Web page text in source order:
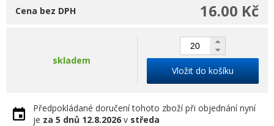
16.00 Kč
Cena bez DPH
skladem
Vložit do košíku
Předpokládané doručení tohoto zboží při objednání nyní
je za 5 dnů 12.8.2026 v středa